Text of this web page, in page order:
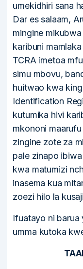
umekidhiri sana
Dar es salaam,
mingine
karibuni
TCRA imetoa
simu mbovu,
huitwao kwa
Identification
kutumika hivi
mkononi maarufu
zingine zote za
pale zinapo
kwa matumizi
inasema kua
zoezi hilo la
Ifuatayo ni
umma kutoka